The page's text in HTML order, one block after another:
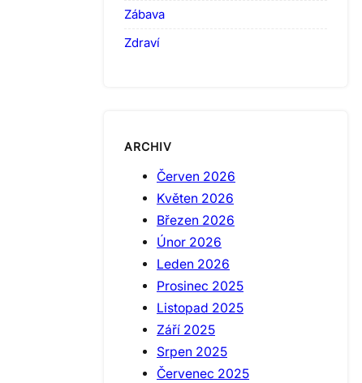
Zábava
Zdraví
ARCHIV
Červen 2026
Květen 2026
Březen 2026
Únor 2026
Leden 2026
Prosinec 2025
Listopad 2025
Září 2025
Srpen 2025
Červenec 2025